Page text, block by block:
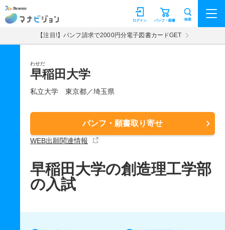
マナビジョン パンフ・願書
ログイン 検索
【注目!】パンフ請求で2000円分電子図書カードGET
わせだ
早稲田大学
私立大学 東京都／埼玉県
パンフ・願書取り寄せ
WEB出願関連情報
早稲田大学の創造理工学部
の入試